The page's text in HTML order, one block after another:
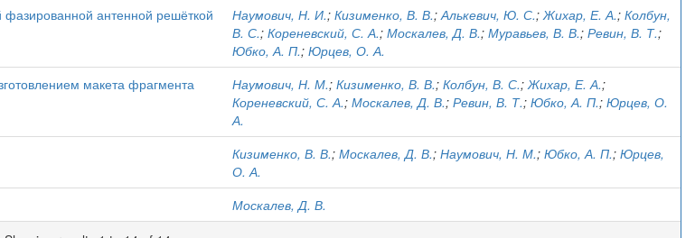
фазированной антенной решёткой
Наумович, Н. И.; Кизименко, В. В.;Алькевич, Ю. С.;Жихар, Е. А.; Колбун,
В. С.; Кореневский, С. А.; Москалев, Д. В.; Муравьев, В. В.; Ревин, В. Т.;
Юбко, А. П.; Юрцев, О. А.
макета фрагмента
Наумович, Н. М.; Кизименко, В. В.; Колбун, В. С.;Жихар, Е. А.;
Кореневский, С. А.; Москалев, Д. В.; Ревин, В. Т.; Юбко, А. П.; Юрцев, О.
А.
Кизименко, В. В.; Москалев, Д. В.; Наумович, Н. М.; Юбко, А. П.; Юрцев,
О. А.
Москалев, Д. В.